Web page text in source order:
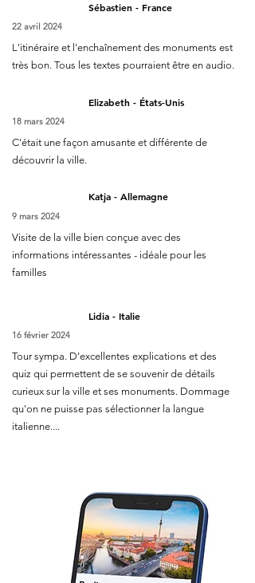
Sébastien - France
22 avril 2024
L'itinéraire et l'enchaînement des monuments est
très bon. Tous les textes pourraient être en audio.
Elizabeth - États-Unis
18 mars 2024
C'était une façon amusante et différente de
découvrir la ville.
Katja - Allemagne
9 mars 2024
Visite de la ville bien conçue avec des
informations intéressantes - idéale pour les
familles
Lidia - Italie
16 février 2024
Tour sympa. D'excellentes explications et des
quiz qui permettent de se souvenir de détails
curieux sur la ville et ses monuments. Dommage
qu'on ne puisse pas sélectionner la langue
italienne....